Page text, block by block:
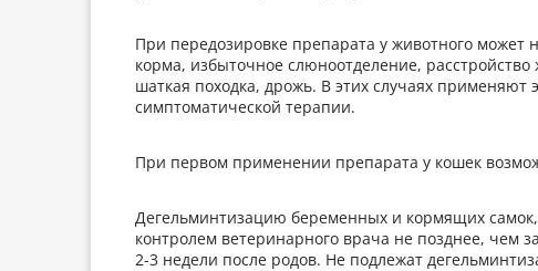
При передозировке препарата у животного может
корма, избыточное слюноотделение,
шаткая походка, дрожь. В этих случаях применяют
симптоматической терапии.
При первом применении препарата у кошек
Дегельминтизацию беременных и кормящих
контролем ветеринарного врача не позднее, чем
2-3 недели после родов. Не подлежат